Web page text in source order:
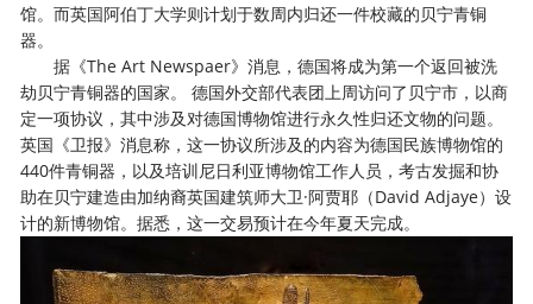
馆。而英国阿伯丁大学则计划于数周内归还一件校藏的贝宁青铜
器。
据《The Art Newspaer》消息，德国将成为第一个返回被洗
劫贝宁青铜器的国家。 德国外交部代表团上周访问了贝宁市，以商
定一项协议，其中涉及对德国博物馆进行永久性归还文物的问题。
英国《卫报》消息称，这一协议所涉及的内容为德国民族博物馆的
440件青铜器，以及培训尼日利亚博物馆工作人员，考古发掘和协
助在贝宁建造由加纳裔英国建筑师大卫·阿贾耶（David Adjaye）设
计的新博物馆。据悉，这一交易预计在今年夏天完成。